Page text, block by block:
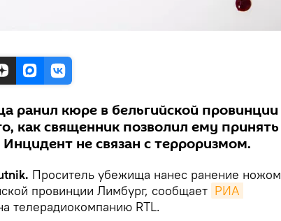
ранил кюре в бельгийской провинции
как священник позволил ему принять
не связан с терроризмом.
Проситель убежища нанес ранение ножом
провинции Лимбург, сообщает РИА
телерадиокомпанию RTL.